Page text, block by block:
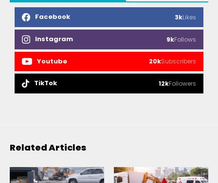
Facebook 3kLikes
Instagram 9kFollows
Youtube 20kSubscribers
TikTok 12kFollowers
Related Articles